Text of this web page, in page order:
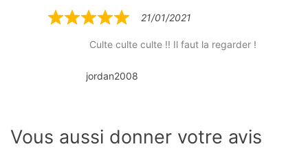
Rated
21/01/2021
Culte culte culte !! Il faut la regarder !
jordan2008
Vous aussi donner votre avis